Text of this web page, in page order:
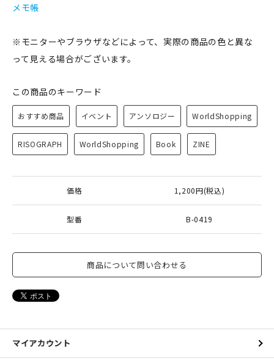
メモ帳
※モニターやブラウザなどによって、実際の商品の色と異な
って見える場合がございます。
この商品のキーワード
おすすめ商品 イベント アンソロジー WorldShopping
RISOGRAPH WorldShopping Book ZINE
価格 1,200円(税込)
型番 B-0419
商品について問い合わせる
マイアカウント